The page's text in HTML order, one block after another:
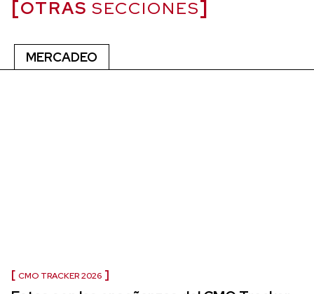
OTRAS SECCIONES
MERCADEO
CMO TRACKER 2026